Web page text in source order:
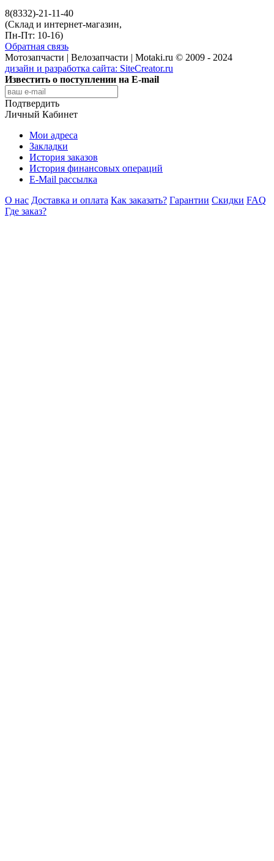
8(8332)-21-11-40
(Склад и интернет-магазин,
Пн-Пт: 10-16)
Обратная связь
Мотозапчасти | Велозапчасти | Motaki.ru © 2009 - 2024
дизайн и разработка сайта: SiteCreator.ru
Известить о поступлении на E-mail
Подтвердить
Личный Кабинет
Мои адреса
Закладки
История заказов
История финансовых операций
E-Mail рассылка
О нас Доставка и оплата Как заказать? Гарантии Скидки FAQ
Где заказ?